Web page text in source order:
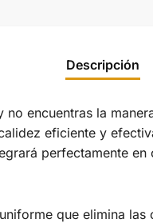
Descripción
encuentras la
eficiente y
perfectamente
que elimina